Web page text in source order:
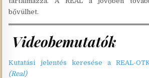
bővülhet.
Videobemutatók
Kutatási jelentés keresése a REAL-
(Real)